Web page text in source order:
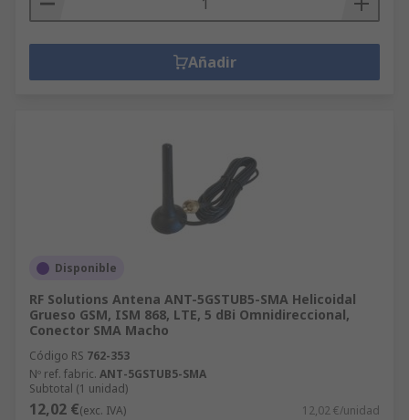
Añadir
Disponible
RF Solutions Antena ANT-5GSTUB5-SMA Helicoidal
Grueso GSM, ISM 868, LTE, 5 dBi Omnidireccional,
Conector SMA Macho
Código RS 762-353
Nº ref. fabric. ANT-5GSTUB5-SMA
Subtotal (1 unidad)
12,02 €(exc. IVA) 12,02 €/unidad